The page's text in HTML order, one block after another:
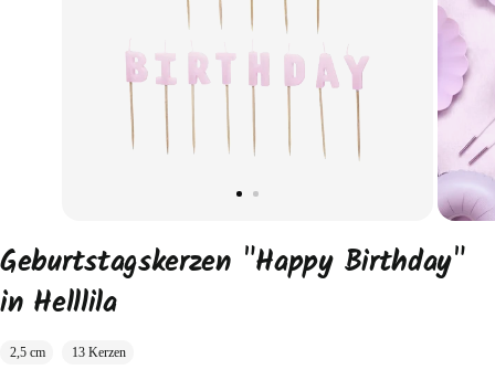
Geburtstagskerzen "Happy Birthday"
in Helllila
2,5 cm 13 Kerzen